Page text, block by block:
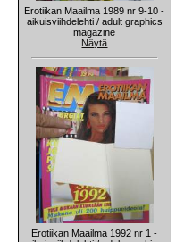
Erotiikan Maailma 1989 nr 9-10 -
aikuisviihdelehti / adult graphics
magazine
Näytä
Erotiikan Maailma 1992 nr 1 -